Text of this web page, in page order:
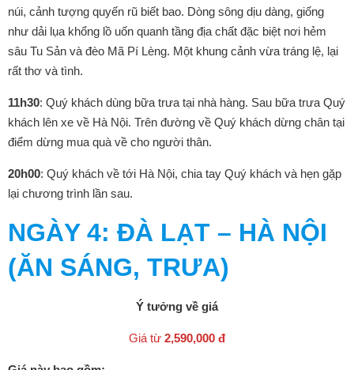
núi, cảnh tượng quyến rũ biết bao. Dòng sông dịu dàng, giống
như dải lụa khổng lồ uốn quanh tầng địa chất đặc biệt nơi hẻm
sâu Tu Sản và đèo Mã Pí Lèng. Một khung cảnh vừa tráng lệ, lại
rất thơ và tình.
11h30: Quý khách dùng bữa trưa tại nhà hàng. Sau bữa trưa Quý
khách lên xe về Hà Nội. Trên đường về Quý khách dừng chân tại
điểm dừng mua quà về cho người thân.
20h00: Quý khách về tới Hà Nội, chia tay Quý khách và hẹn gặp
lại chương trình lần sau.
NGÀY 4: ĐÀ LẠT – HÀ NỘI
(ĂN SÁNG, TRƯA)
Ý tưởng về giá
Giá từ 2,590,000 đ